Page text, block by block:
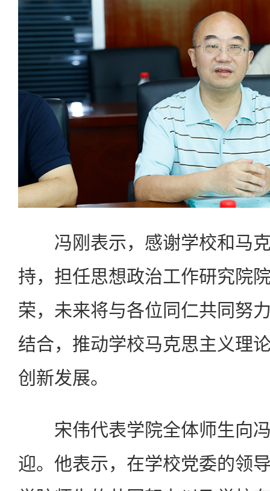
冯刚表示，感谢学校和马克
持，担任思想政治工作研究院
荣，未来将与各位同仁共同努
结合，推动学校马克思主义理
创新发展。
宋伟代表学院全体师生向冯
迎。他表示，在学校党委的领